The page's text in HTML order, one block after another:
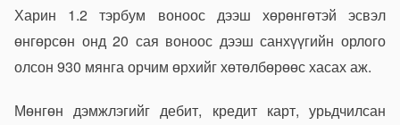
Харин 1.2 тэрбум воноос дээш хөрөнгөтэй эсвэл
өнгөрсөн онд 20 сая воноос дээш санхүүгийн орлого
олсон 930 мянга орчим өрхийг хөтөлбөрөөс хасах аж.
Мөнгөн дэмжлэгийг дебит, кредит карт, урьдчилсан